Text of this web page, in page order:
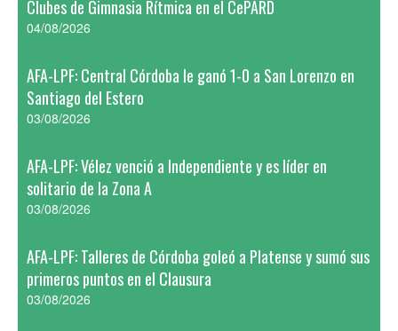
Clubes de Gimnasia Rítmica en el CePARD
04/08/2026
AFA-LPF: Central Córdoba le ganó 1-0 a San Lorenzo en
Santiago del Estero
03/08/2026
AFA-LPF: Vélez venció a Independiente y es líder en
solitario de la Zona A
03/08/2026
AFA-LPF: Talleres de Córdoba goleó a Platense y sumó sus
primeros puntos en el Clausura
03/08/2026